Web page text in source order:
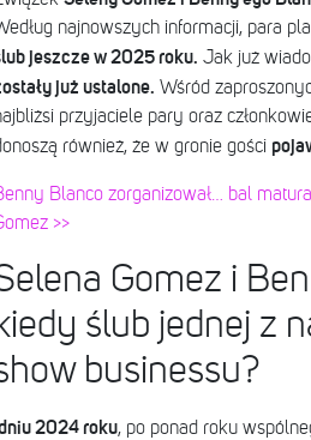
najnowszych informacji, para
jeszcze w 2025 roku. Jak już
już ustalone. Wśród
przyjaciele pary oraz
również, że w gronie gości
Blanco zorganizował… bal
>>
Gomez i
ślub jednej z
businessu?
2024 roku, po ponad roku